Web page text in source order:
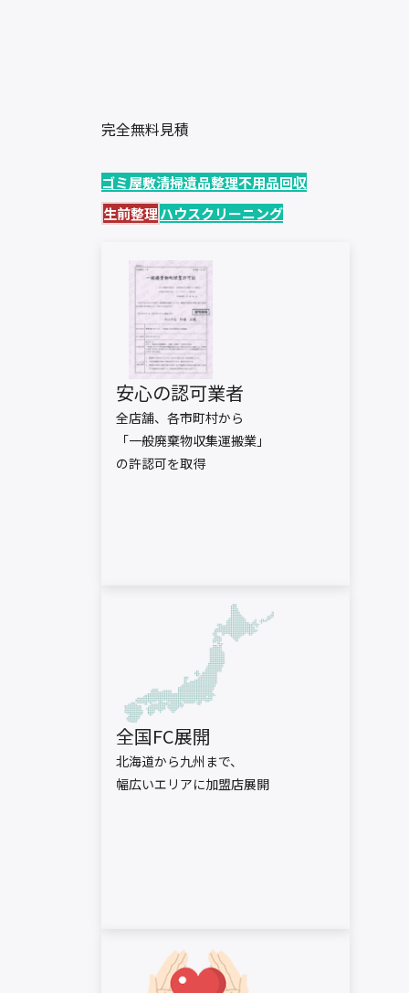
完全無料見積
ゴミ屋敷清掃遺品整理不用品回収
生前整理ハウスクリーニング
安心の認可業者
全店舗、各市町村から
「一般廃棄物収集運搬業」
の許認可を取得
全国FC展開
北海道から九州まで、
幅広いエリアに加盟店展開